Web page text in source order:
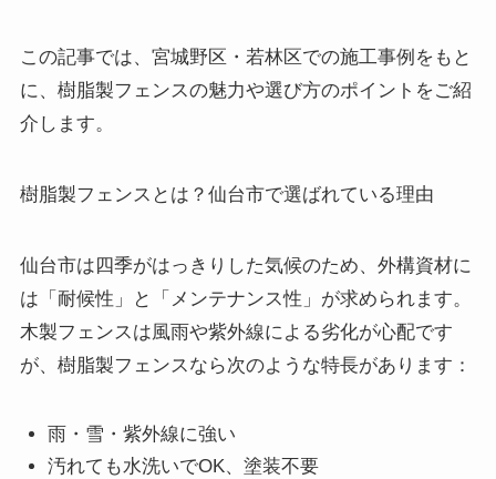
この記事では、宮城野区・若林区での施工事例をもと
に、樹脂製フェンスの魅力や選び方のポイントをご紹
介します。
樹脂製フェンスとは？仙台市で選ばれている理由
仙台市は四季がはっきりした気候のため、外構資材に
は「耐候性」と「メンテナンス性」が求められます。
木製フェンスは風雨や紫外線による劣化が心配です
が、樹脂製フェンスなら次のような特長があります：
雨・雪・紫外線に強い
汚れても水洗いでOK、塗装不要